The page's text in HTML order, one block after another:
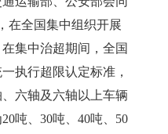
在全国集中组织开展
集中治超期间，全国
执行超限认定标准，
六轴及六轴以上车辆
吨、30吨、40吨、50